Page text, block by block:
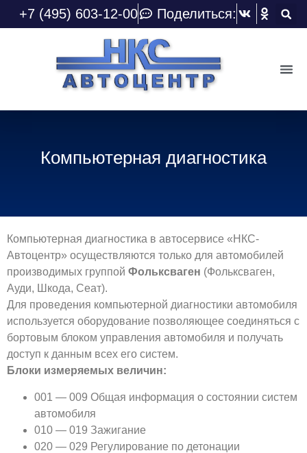
+7 (495) 603-12-00 Поделиться:
Компьютерная диагностика
Компьютерная диагностика в автосервисе «НКС-
Автоцентр» осуществляются только для автомобилей
производимых группой Фольксваген (Фольксваген,
Ауди, Шкода, Сеат).
Для проведения компьютерной диагностики автомобиля
используется оборудование позволяющее соединяться с
бортовым блоком управления автомобиля и получать
доступ к данным всех его систем.
Блоки измеряемых величин:
001 — 009 Общая информация о состоянии систем
автомобиля
010 — 019 Зажигание
020 — 029 Регулирование по детонации